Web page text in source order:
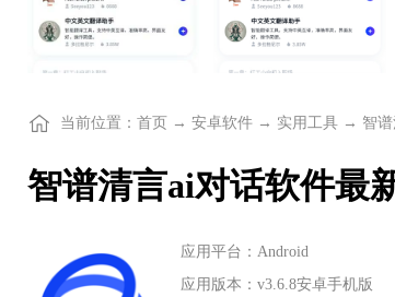
当前位置： 首页 → 安卓软件 → 实用工具 → 智谱
智谱清言ai对话软件最
应用平台：Android
应用版本：v3.6.8安卓手机版